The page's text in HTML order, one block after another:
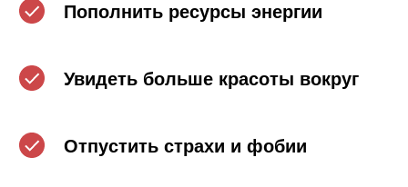
Пополнить ресурсы энергии
Увидеть больше красоты вокруг
Отпустить страхи и фобии